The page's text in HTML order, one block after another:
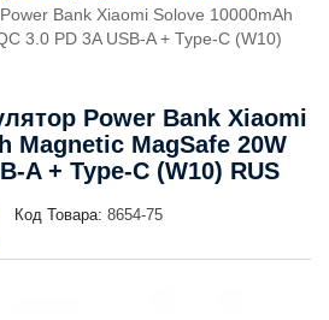
Bank Xiaomi Solove 10000mAh
3.0 PD 3A USB-A + Type-C (W10)
Power Bank Xiaomi
Magnetic MagSafe 20W
A + Type-C (W10) RUS
Код Товара: 8654-75